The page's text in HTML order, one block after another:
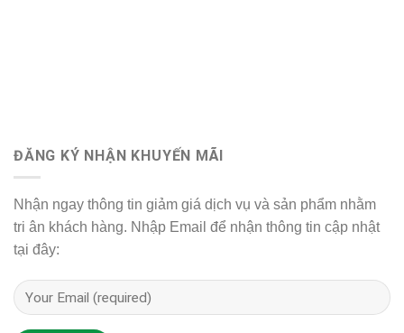
ĐĂNG KÝ NHẬN KHUYẾN MÃI
Nhận ngay thông tin giảm giá dịch vụ và sản phẩm nhằm
tri ân khách hàng. Nhập Email để nhận thông tin cập nhật
tại đây: